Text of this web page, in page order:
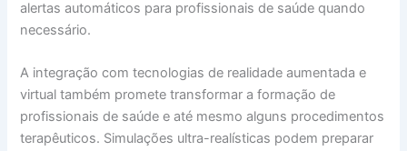
alertas automáticos para profissionais de saúde quando
necessário.
A integração com tecnologias de realidade aumentada e
virtual também promete transformar a formação de
profissionais de saúde e até mesmo alguns procedimentos
terapêuticos. Simulações ultra-realísticas podem preparar